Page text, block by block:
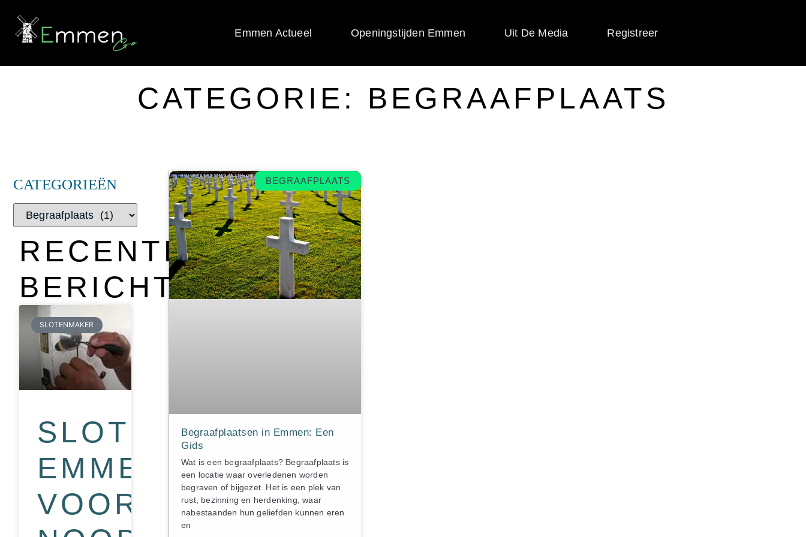
Emmen Actueel Openingstijden Emmen Uit De Media Registreer
CATEGORIE: BEGRAAFPLAATS
CATEGORIEËN
RECENTE
BERICHTEN
SLOTENMAKER
SLOTENMAKER
EMMEN
VOOR
BEGRAAFPLAATS
Begraafplaatsen in Emmen: Een
Gids
Wat is een begraafplaats? Begraafplaats is
een locatie waar overledenen worden
begraven of bijgezet. Het is een plek van
rust, bezinning en herdenking, waar
nabestaanden hun geliefden kunnen eren
en